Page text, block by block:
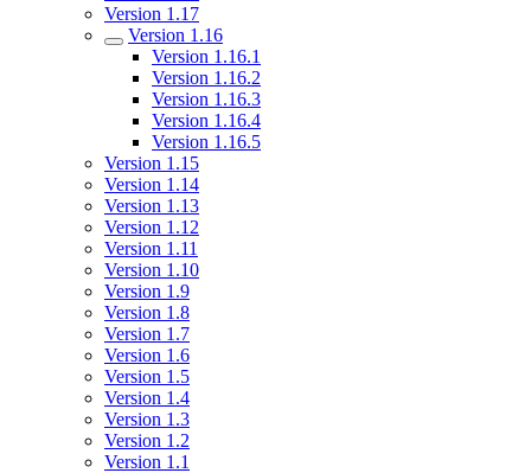
Version 1.17
Version 1.16
Version 1.16.1
Version 1.16.2
Version 1.16.3
Version 1.16.4
Version 1.16.5
Version 1.15
Version 1.14
Version 1.13
Version 1.12
Version 1.11
Version 1.10
Version 1.9
Version 1.8
Version 1.7
Version 1.6
Version 1.5
Version 1.4
Version 1.3
Version 1.2
Version 1.1